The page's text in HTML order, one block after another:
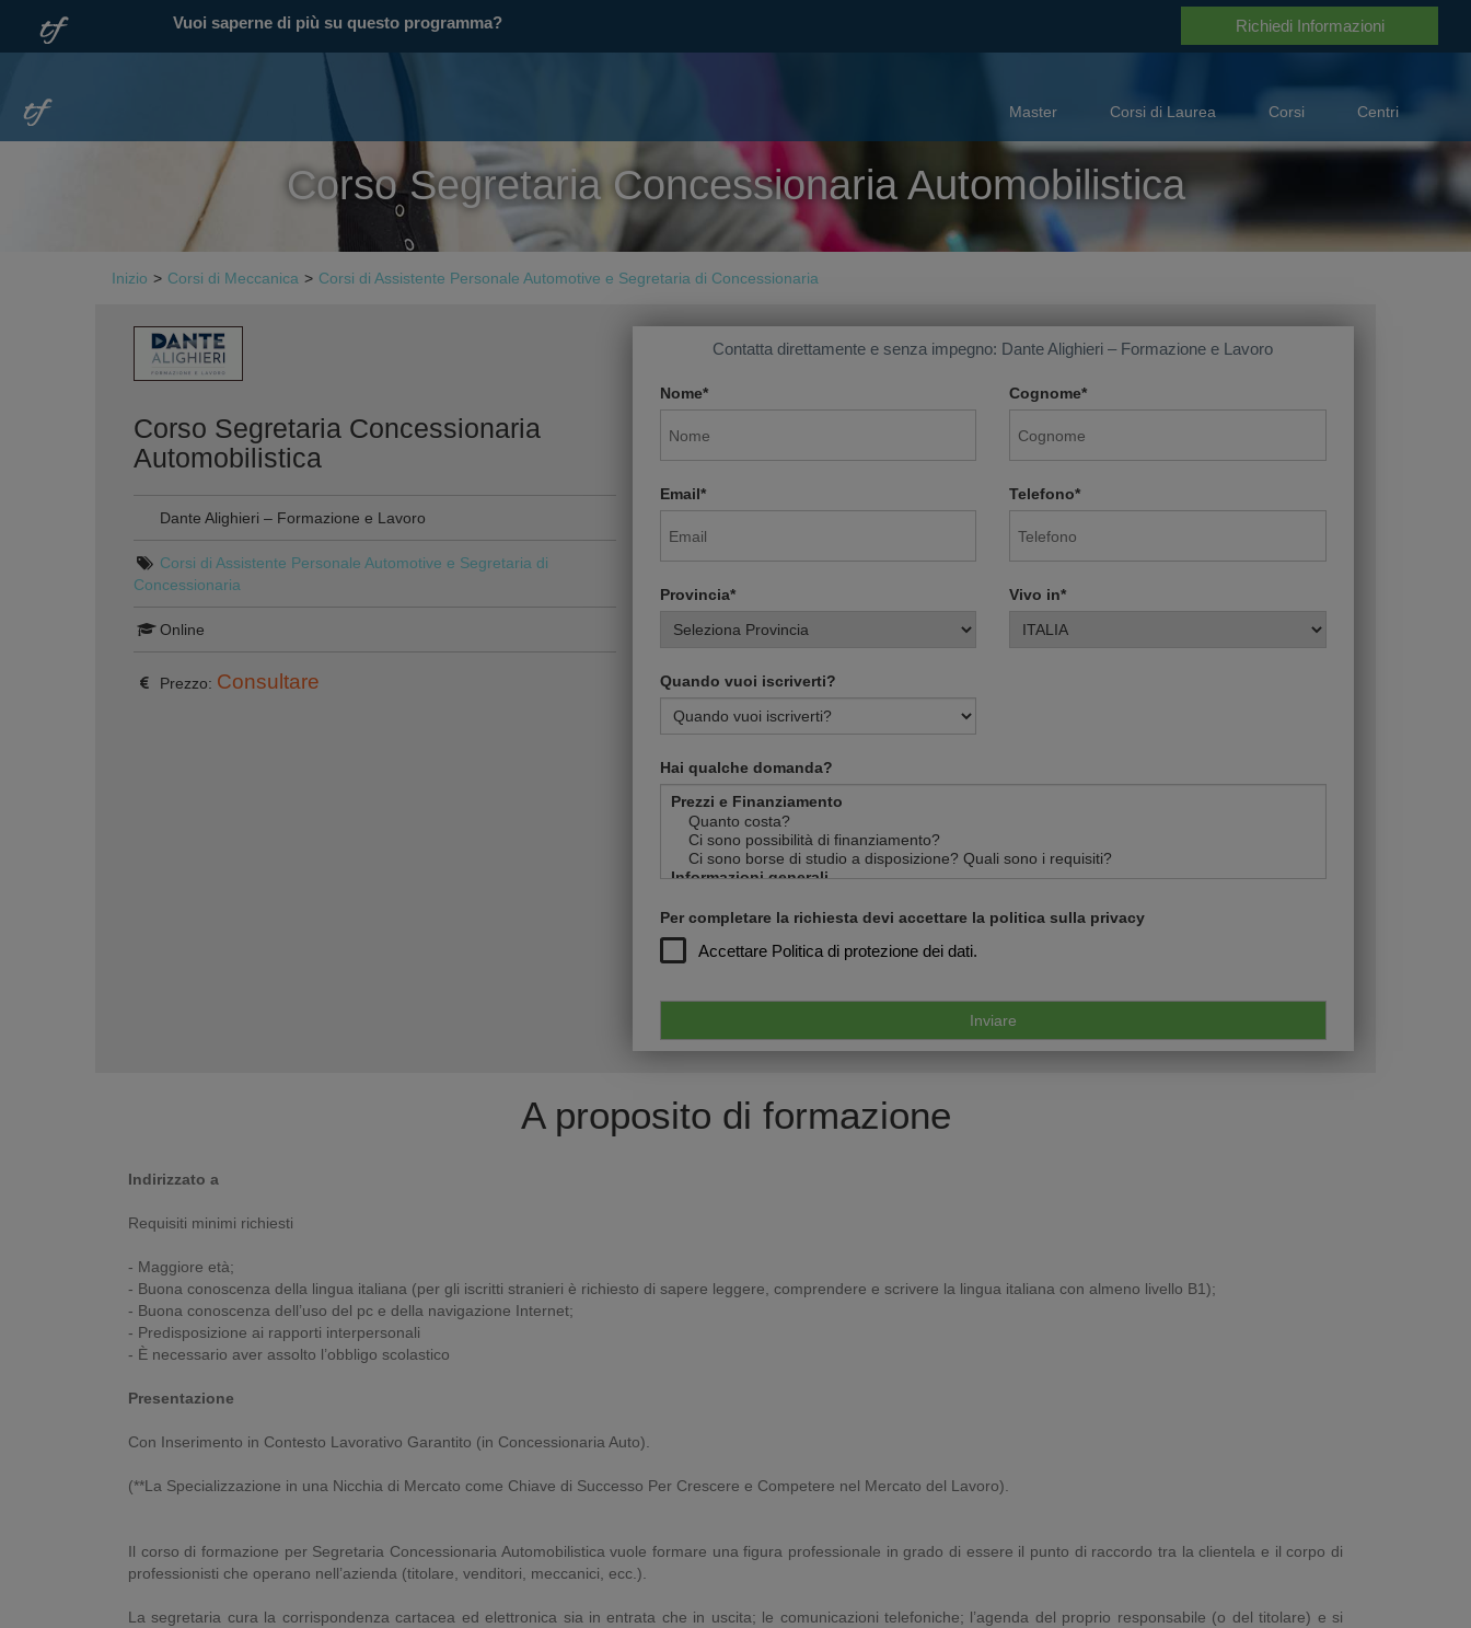
A disposizione per aiutarti 0694505891
Centri
Corsi
Corsi di Laurea
Master
Corso Segretaria Concessionaria Automobilistica
Inizio > Corsi di Meccanica > Corsi di Assistente Personale Automotive e Segretaria di Concessionaria
Corso Segretaria Concessionaria
Automobilistica
Dante Alighieri – Formazione e Lavoro
Corsi di Assistente Personale Automotive e Segretaria di
Concessionaria
Online
Prezzo: Consultare
Contatta direttamente e senza impegno: Dante Alighieri – Formazione e Lavoro
Nome* Cognome*
Email* Telefono*
Provincia* Vivo in*
Quando vuoi iscriverti?
Hai qualche domanda?
Per completare la richiesta devi accettare la politica sulla privacy
Accettare Politica di protezione dei dati.
A proposito di formazione
Indirizzato a
Requisiti minimi richiesti
- Maggiore età;
- Buona conoscenza della lingua italiana (per gli iscritti stranieri è richiesto di sapere leggere, comprendere e scrivere la lingua italiana con almeno livello B1);
- Buona conoscenza dell’uso del pc e della navigazione Internet;
- Predisposizione ai rapporti interpersonali
- È necessario aver assolto l’obbligo scolastico
Presentazione
Con Inserimento in Contesto Lavorativo Garantito (in Concessionaria Auto).
(**La Specializzazione in una Nicchia di Mercato come Chiave di Successo Per Crescere e Competere nel Mercato del Lavoro).
Il corso di formazione per Segretaria Concessionaria Automobilistica vuole formare una figura professionale in grado di essere il punto di raccordo tra la clientela e il corpo di
professionisti che operano nell’azienda (titolare, venditori, meccanici, ecc.).
La segretaria cura la corrispondenza cartacea ed elettronica sia in entrata che in uscita; le comunicazioni telefoniche; l’agenda del proprio responsabile (o del titolare) e si
Vuoi saperne di più su questo programma? Richiedi Informazioni